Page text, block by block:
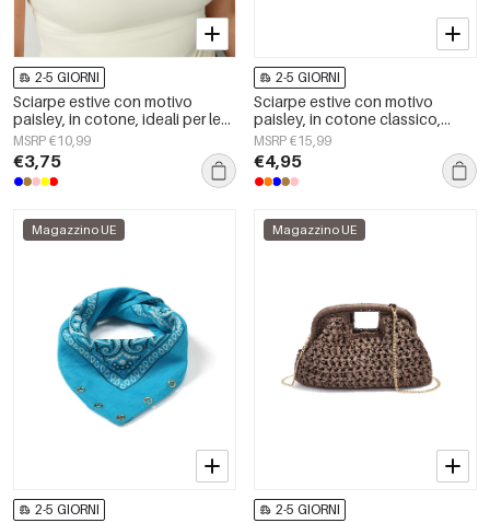
2-5 GIORNI
Sciarpe estive con motivo
paisley, in cotone, ideali per le
vacanze e per tutti i giorni.
MSRP €10,99
€3,75
2-5 GIORNI
Sciarpe estive con motivo
paisley, in cotone classico,
accessori per tutti i giorni
MSRP €15,99
€4,95
Magazzino UE
2-5 GIORNI
Magazzino UE
2-5 GIORNI